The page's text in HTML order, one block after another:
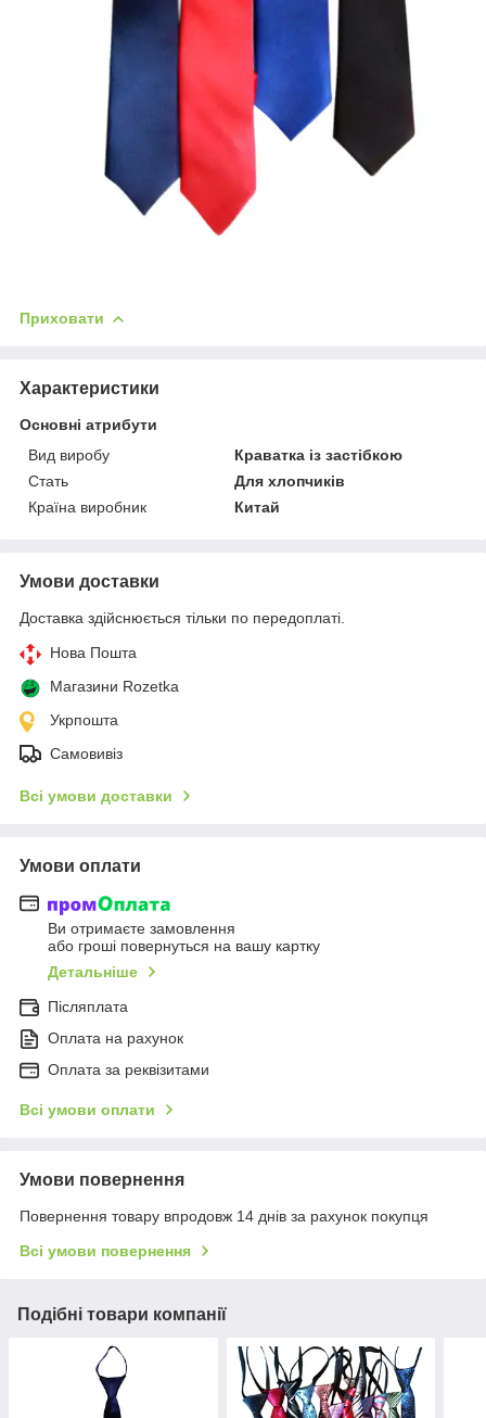
Приховати
Характеристики
Основні атрибути
Вид виробу
Краватка із застібкою
Стать
Для хлопчиків
Країна виробник
Китай
Умови доставки
Доставка здійснюється тільки по передоплаті.
Нова Пошта
Магазини Rozetka
Укрпошта
Самовивіз
Всі умови доставки
Умови оплати
Ви отримаєте замовлення
або гроші повернуться на вашу картку
Детальніше
Післяплата
Оплата на рахунок
Оплата за реквізитами
Всі умови оплати
Умови повернення
Повернення товару впродовж 14 днів за рахунок покупця
Всі умови повернення
Подібні товари компанії